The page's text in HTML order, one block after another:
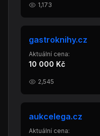
1,173
gastroknihy.cz
Aktuální cena:
10 000 Kč
2,545
aukcelega.cz
Aktuální cena: